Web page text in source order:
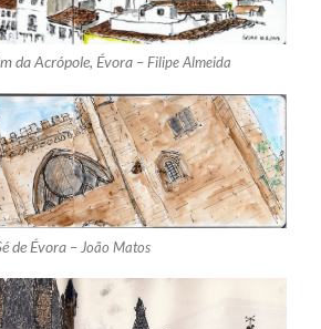
da Acrópole, Évora –Filipe Almeida
de Évora – João Matos